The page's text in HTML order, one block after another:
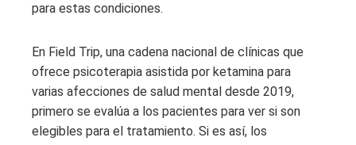
para estas condiciones.
En Field Trip, una cadena nacional de clínicas que
ofrece psicoterapia asistida por ketamina para
varias afecciones de salud mental desde 2019,
primero se evalúa a los pacientes para ver si son
elegibles para el tratamiento. Si es así, los